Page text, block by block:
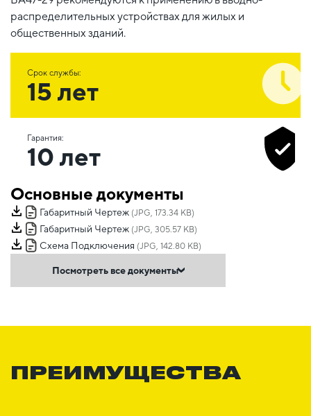
распределительных устройствах для жилых и
общественных зданий.
Срок службы:
15 лет
Гарантия:
10 лет
Основные документы
Габаритный Чертеж (JPG, 173.34 KB)
Габаритный Чертеж (JPG, 305.57 KB)
Схема Подключения (JPG, 142.80 KB)
Посмотреть все документы
ПРЕИМУЩЕСТВА